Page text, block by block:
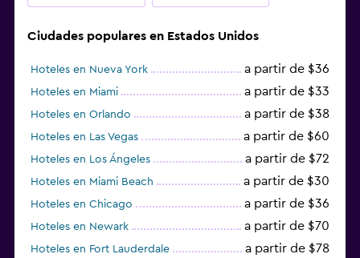
Ciudades populares en Estados Unidos
Hoteles en Nueva York a partir de $36
Hoteles en Miami a partir de $33
Hoteles en Orlando a partir de $38
Hoteles en Las Vegas a partir de $60
Hoteles en Los Ángeles a partir de $72
Hoteles en Miami Beach a partir de $30
Hoteles en Chicago a partir de $36
Hoteles en Newark a partir de $70
Hoteles en Fort Lauderdale a partir de $78